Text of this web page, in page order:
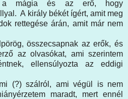
mágia és az erő, hogy
A király békét ígért, amit meg
rettegése árán, amit már nem
összecsapnak az erők, és
az olvasókat, ami szerintem
ellensúlyozta az eddigi
(?) szálról, ami végül is nem
maradt, mert ennél